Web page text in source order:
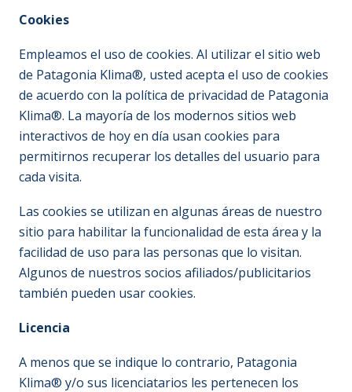
Cookies
Empleamos el uso de cookies. Al utilizar el sitio web
de Patagonia Klima®, usted acepta el uso de cookies
de acuerdo con la política de privacidad de Patagonia
Klima®. La mayoría de los modernos sitios web
interactivos de hoy en día usan cookies para
permitirnos recuperar los detalles del usuario para
cada visita.
Las cookies se utilizan en algunas áreas de nuestro
sitio para habilitar la funcionalidad de esta área y la
facilidad de uso para las personas que lo visitan.
Algunos de nuestros socios afiliados/publicitarios
también pueden usar cookies.
Licencia
A menos que se indique lo contrario, Patagonia
Klima® y/o sus licenciatarios les pertenecen los